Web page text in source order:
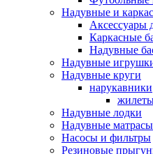
Надувные и
Аксессуары
Каркасные
Надувные
Надувные
Надувные круги
нарукавники
Надувные лодки
Надувные
Насосы и фильтры
Резиновые